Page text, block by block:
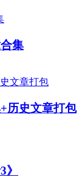
集
历史文章打包